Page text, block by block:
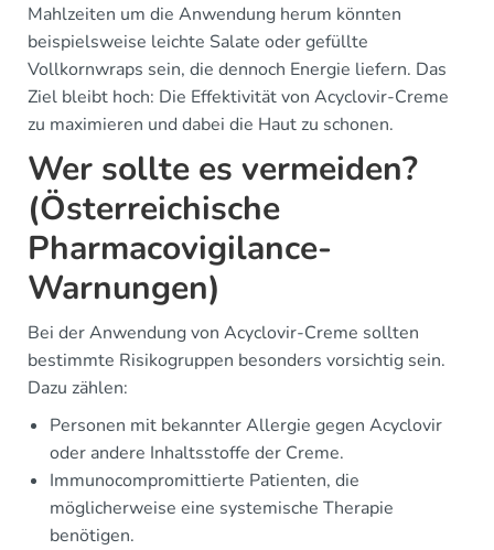
Mahlzeiten um die Anwendung herum könnten
beispielsweise leichte Salate oder gefüllte
Vollkornwraps sein, die dennoch Energie liefern. Das
Ziel bleibt hoch: Die Effektivität von Acyclovir-Creme
zu maximieren und dabei die Haut zu schonen.
Wer sollte es vermeiden?
(Österreichische
Pharmacovigilance-
Warnungen)
Bei der Anwendung von Acyclovir-Creme sollten
bestimmte Risikogruppen besonders vorsichtig sein.
Dazu zählen:
Personen mit bekannter Allergie gegen Acyclovir
oder andere Inhaltsstoffe der Creme.
Immunocompromittierte Patienten, die
möglicherweise eine systemische Therapie
benötigen.